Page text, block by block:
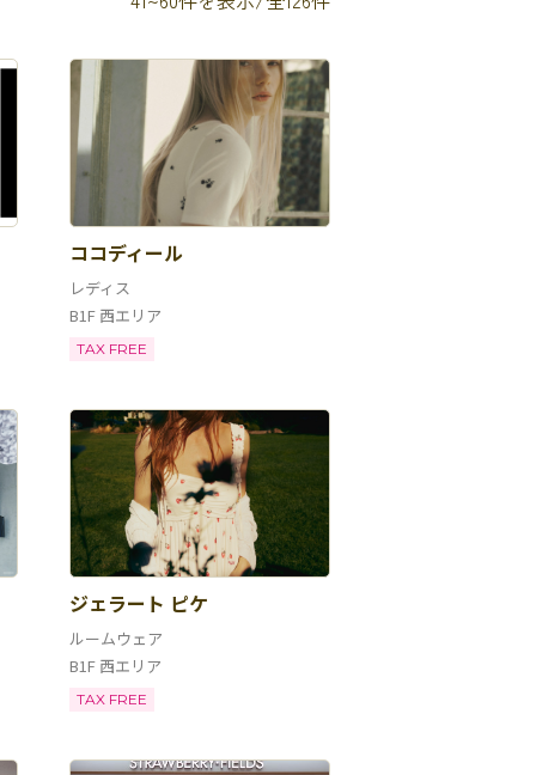
ココディール
レディス
B1F 西エリア
TAX FREE
ジェラート ピケ
ルームウェア
B1F 西エリア
TAX FREE